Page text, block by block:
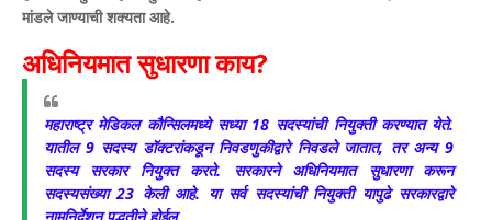
मांडले जाण्याची शक्यता आहे.
अधिनियमात सुधारणा काय?
महाराष्ट्र मेडिकल कौन्सिलमध्ये सध्या 18 सदस्यांची नियुक्ती करण्यात येते.
यातील 9 सदस्य डॉक्टरांकडून निवडणुकीद्वारे निवडले जातात, तर अन्य 9
सदस्य सरकार नियुक्त करते. सरकारने अधिनियमात सुधारणा करून
सदस्यसंख्या 23 केली आहे. या सर्व सदस्यांची नियुक्ती यापुढे सरकारद्वारे